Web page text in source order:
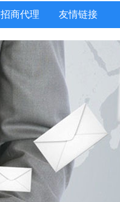
招商代理 友情链接